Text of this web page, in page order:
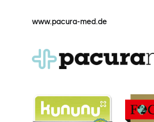
www.pacura-med.de